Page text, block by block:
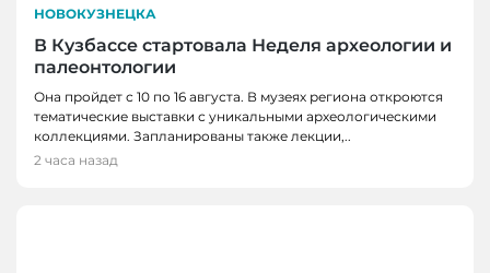
НОВОКУЗНЕЦКА
В Кузбассе стартовала Неделя археологии и
палеонтологии
Она пройдет с 10 по 16 августа. В музеях региона откроются
тематические выставки с уникальными археологическими
коллекциями. Запланированы также лекции,..
2 часа назад